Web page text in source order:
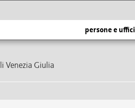
persone e uffici
Venezia Giulia